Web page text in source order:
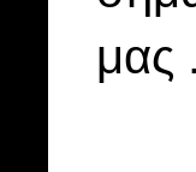
μας .